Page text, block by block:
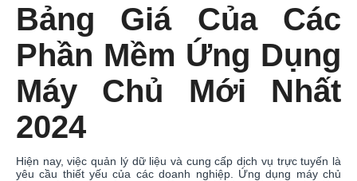
Bảng Giá Của Các
Phần Mềm Ứng Dụng
Máy Chủ Mới Nhất
2024
Hiện nay, việc quản lý dữ liệu và cung cấp dịch vụ trực tuyến là
yêu cầu thiết yếu của các doanh nghiệp. Ứng dụng máy chủ